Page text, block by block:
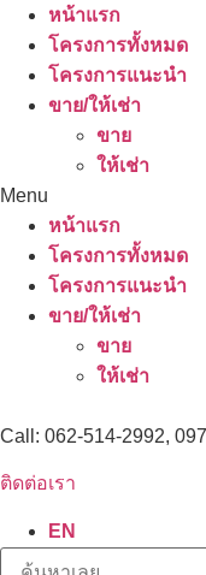
หน้าแรก
โครงการทั้งหมด
โครงการแนะนำ
ขาย/ให้เช่า
ขาย
ให้เช่า
Menu
หน้าแรก
โครงการทั้งหมด
โครงการแนะนำ
ขาย/ให้เช่า
ขาย
ให้เช่า
Call: 062-514-2992,
ติดต่อเรา
EN